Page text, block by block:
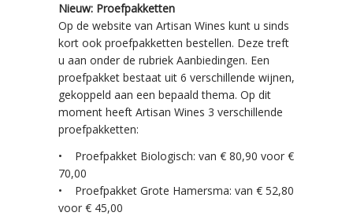
Nieuw: Proefpakketten
Op de website van Artisan Wines kunt u sinds
kort ook proefpakketten bestellen. Deze treft
u aan onder de rubriek Aanbiedingen. Een
proefpakket bestaat uit 6 verschillende wijnen,
gekoppeld aan een bepaald thema. Op dit
moment heeft Artisan Wines 3 verschillende
proefpakketten:
• Proefpakket Biologisch: van € 80,90 voor €
70,00
• Proefpakket Grote Hamersma: van € 52,80
voor € 45,00